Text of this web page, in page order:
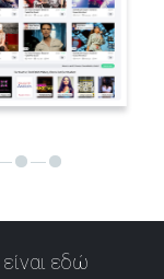
είναι εδώ